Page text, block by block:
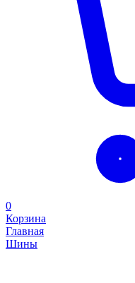
0
Корзина
Главная
Шины